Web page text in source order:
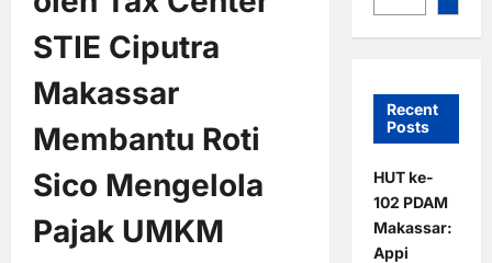
STIE Ciputra
Makassar
Membantu Roti
Sico Mengelola
Pajak UMKM
Recent
Posts
HUT ke-
102 PDAM
Makassar:
Appi